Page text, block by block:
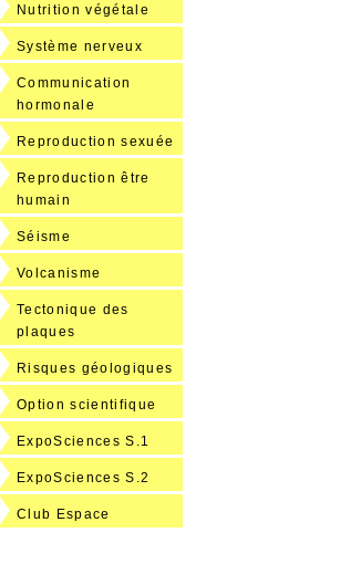
Nutrition végétale
Système nerveux
Communication
hormonale
Reproduction sexuée
Reproduction être
humain
Séisme
Volcanisme
Tectonique des
plaques
Risques géologiques
Option scientifique
ExpoSciences S.1
ExpoSciences S.2
Club Espace